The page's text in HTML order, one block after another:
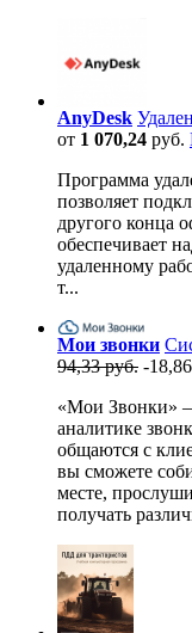
AnyDesk
от 1 070,24 руб.
Программа
позволяет
другого конца
обеспечивает
удаленному
т...
Мои звонки
94,33 руб. -18,86
«Мои Звонки»
аналитике
общаются с
вы сможете
месте,
получать